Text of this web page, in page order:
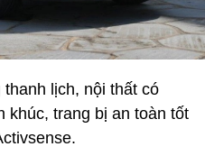
lịch, nội thất có
khúc, trang bị an toàn tốt